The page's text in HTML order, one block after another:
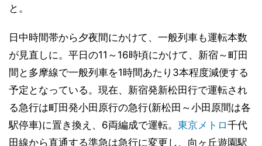
と。
日中時間帯から夕夜間にかけて、一般列車も運転本数
が見直しに。平日の11～16時頃にかけて、新宿～町田
間と多摩線で一般列車を1時間あたり3本程度減便する
予定となっている。現在、新宿発新松田行で運転され
る急行は町田発小田原行の急行(新松田～小田原間は各
駅停車)に置き換え、6両編成で運転。 東京メトロ千代
田線から直通する準急は急行に変更し、向ヶ丘遊園駅